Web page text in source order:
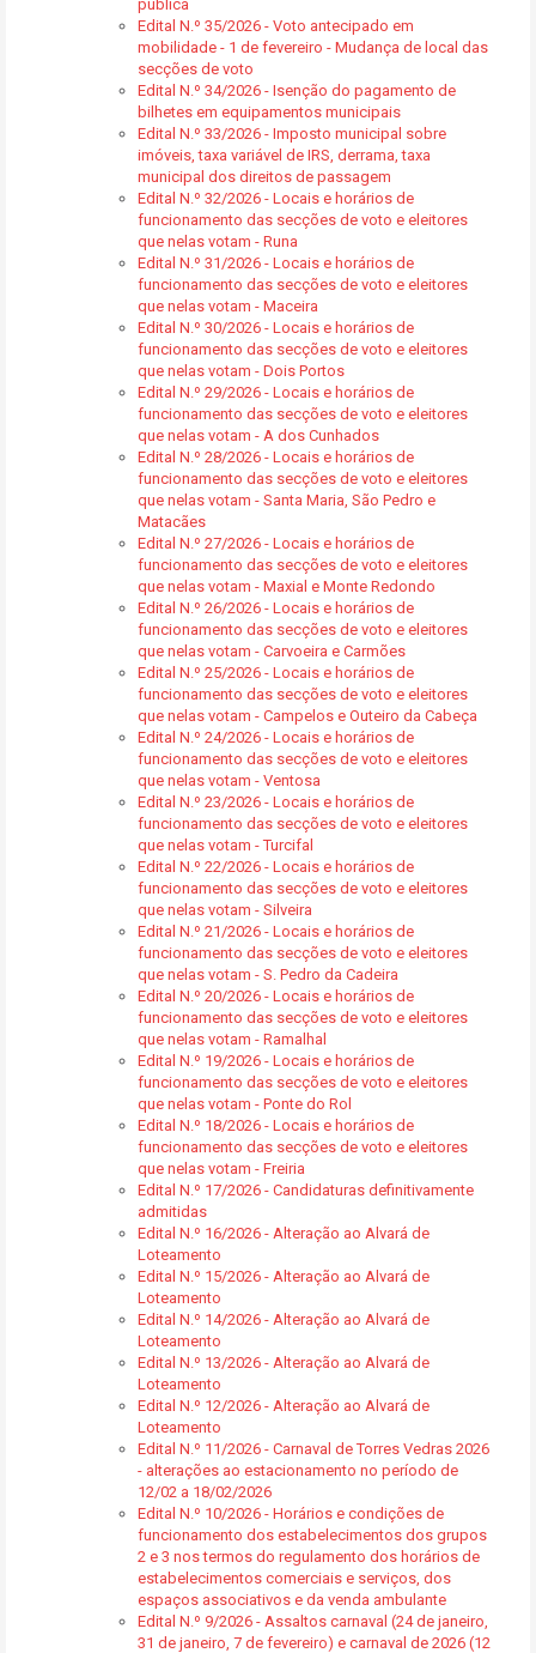
pública
Edital N.º 35/2026 - Voto antecipado em
mobilidade - 1 de fevereiro - Mudança de local das
secções de voto
Edital N.º 34/2026 - Isenção do pagamento de
bilhetes em equipamentos municipais
Edital N.º 33/2026 - Imposto municipal sobre
imóveis, taxa variável de IRS, derrama, taxa
municipal dos direitos de passagem
Edital N.º 32/2026 - Locais e horários de
funcionamento das secções de voto e eleitores
que nelas votam - Runa
Edital N.º 31/2026 - Locais e horários de
funcionamento das secções de voto e eleitores
que nelas votam - Maceira
Edital N.º 30/2026 - Locais e horários de
funcionamento das secções de voto e eleitores
que nelas votam - Dois Portos
Edital N.º 29/2026 - Locais e horários de
funcionamento das secções de voto e eleitores
que nelas votam - A dos Cunhados
Edital N.º 28/2026 - Locais e horários de
funcionamento das secções de voto e eleitores
que nelas votam - Santa Maria, São Pedro e
Matacães
Edital N.º 27/2026 - Locais e horários de
funcionamento das secções de voto e eleitores
que nelas votam - Maxial e Monte Redondo
Edital N.º 26/2026 - Locais e horários de
funcionamento das secções de voto e eleitores
que nelas votam - Carvoeira e Carmões
Edital N.º 25/2026 - Locais e horários de
funcionamento das secções de voto e eleitores
que nelas votam - Campelos e Outeiro da Cabeça
Edital N.º 24/2026 - Locais e horários de
funcionamento das secções de voto e eleitores
que nelas votam - Ventosa
Edital N.º 23/2026 - Locais e horários de
funcionamento das secções de voto e eleitores
que nelas votam - Turcifal
Edital N.º 22/2026 - Locais e horários de
funcionamento das secções de voto e eleitores
que nelas votam - Silveira
Edital N.º 21/2026 - Locais e horários de
funcionamento das secções de voto e eleitores
que nelas votam - S. Pedro da Cadeira
Edital N.º 20/2026 - Locais e horários de
funcionamento das secções de voto e eleitores
que nelas votam - Ramalhal
Edital N.º 19/2026 - Locais e horários de
funcionamento das secções de voto e eleitores
que nelas votam - Ponte do Rol
Edital N.º 18/2026 - Locais e horários de
funcionamento das secções de voto e eleitores
que nelas votam - Freiria
Edital N.º 17/2026 - Candidaturas definitivamente
admitidas
Edital N.º 16/2026 - Alteração ao Alvará de
Loteamento
Edital N.º 15/2026 - Alteração ao Alvará de
Loteamento
Edital N.º 14/2026 - Alteração ao Alvará de
Loteamento
Edital N.º 13/2026 - Alteração ao Alvará de
Loteamento
Edital N.º 12/2026 - Alteração ao Alvará de
Loteamento
Edital N.º 11/2026 - Carnaval de Torres Vedras 2026
- alterações ao estacionamento no período de
12/02 a 18/02/2026
Edital N.º 10/2026 - Horários e condições de
funcionamento dos estabelecimentos dos grupos
2 e 3 nos termos do regulamento dos horários de
estabelecimentos comerciais e serviços, dos
espaços associativos e da venda ambulante
Edital N.º 9/2026 - Assaltos carnaval (24 de janeiro,
31 de janeiro, 7 de fevereiro) e carnaval de 2026 (12